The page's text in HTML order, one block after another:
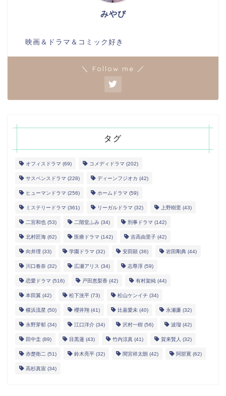
みやび
映画＆ドラマ＆コミック好き
＼ Follow me ／
タグ
オフィスドラマ (69) コメディドラマ (202)
サスペンスドラマ (228) ディーンフジオカ (42)
ヒューマンドラマ (256) ホームドラマ (59)
ミステリードラマ (361) リーガルドラマ (32) 上野樹里 (43)
二宮和也 (53) 二階堂ふみ (34) 刑事ドラマ (142)
北村匠海 (62) 医療ドラマ (142) 吉高由里子 (42)
向井理 (33) 学園ドラマ (32) 安田顕 (36) 岩田剛典 (44)
川口春奈 (32) 広瀬アリス (34) 志尊淳 (59)
恋愛ドラマ (516) 戸田恵梨香 (42) 有村架純 (44)
本田翼 (42) 松下洸平 (73) 松山ケンイチ (34)
横浜流星 (50) 櫻井翔 (41) 比嘉愛未 (40) 永瀬廉 (32)
永野芽郁 (34) 江口洋介 (34) 沢村一樹 (56) 波瑠 (42)
田中圭 (89) 目黒蓮 (43) 竹内涼真 (41) 賀来賢人 (32)
赤楚衛二 (51) 鈴木亮平 (32) 間宮祥太朗 (42) 阿部寛 (62)
高杉真宙 (34)